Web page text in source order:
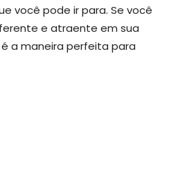
você pode ir para. Se você
e atraente em sua
a maneira perfeita para